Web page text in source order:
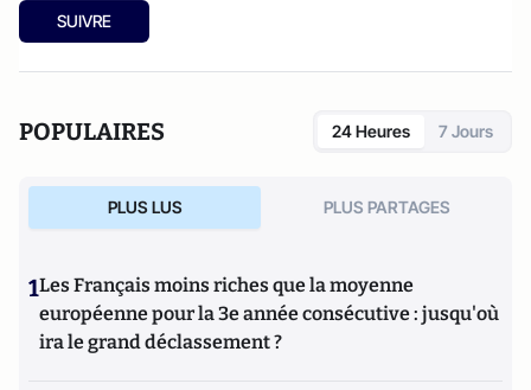
SUIVRE
POPULAIRES 24 Heures 7 Jours
PLUS LUS PLUS PARTAGES
1Les Français moins riches que la moyenne
européenne pour la 3e année consécutive : jusqu'où
ira le grand déclassement ?